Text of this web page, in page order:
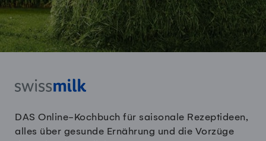
DAS Online-Kochbuch für saisonale Rezeptideen,
alles über gesunde Ernährung und die Vorzüge